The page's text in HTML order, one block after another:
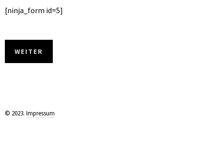
[ninja_form id=5]
WEITER
© 2023. Impressum